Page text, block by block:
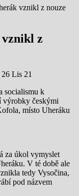
vznikl z nouze
vznikl z
26 Lis 21
socialismu k
výrobky českými
místo Uheráku
za úkol vymyslet
V té době ale
tedy Vysočina,
pod názvem